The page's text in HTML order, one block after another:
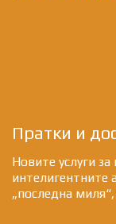
Пратки и
Новите услуги
интелигентните
„последна